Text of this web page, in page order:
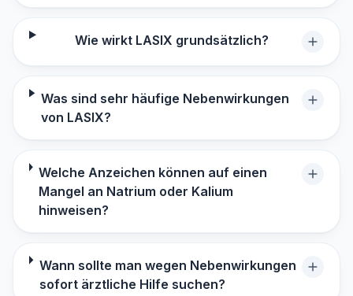
Wie wirkt LASIX grundsätzlich?
Was sind sehr häufige Nebenwirkungen
von LASIX?
Welche Anzeichen können auf einen
Mangel an Natrium oder Kalium
hinweisen?
Wann sollte man wegen Nebenwirkungen
sofort ärztliche Hilfe suchen?